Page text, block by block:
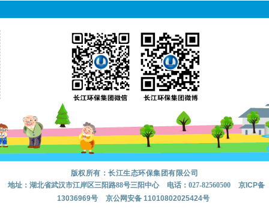
版权所有：长江生态环保集团有限公司
地址：湖北省武汉市江岸区三阳路88号三阳中心
电话：027-82560500
京ICP备
13036969号
京公网安备 11010802025424号